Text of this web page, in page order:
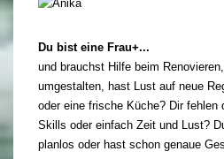
Du bist eine Frau+...
und brauchst Hilfe beim
umgestalten, hast Lust auf neue
oder eine frische Küche? Dir fehlen
Skills oder einfach Zeit und Lust?
planlos oder hast schon genaue